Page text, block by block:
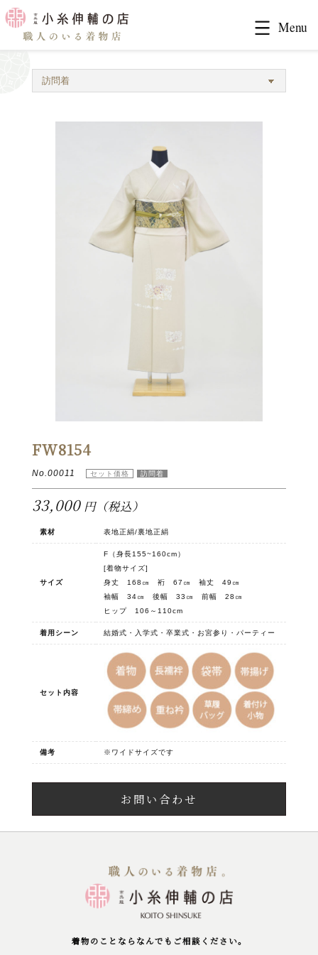
FW8154
No.00011
33,000円（税込）
素材 表地正絹/裏地正絹
サイズ
F（身長155~160cm）
[着物サイズ]
身丈 168㎝ 裄 67㎝ 袖丈 49㎝
袖幅 34㎝ 後幅 33㎝ 前幅 28㎝
ヒップ 106～110cm
着用シーン 結婚式・入学式・卒業式・お宮参り・パーティー
セット内容
備考 ※ワイドサイズです
お問い合わせ
着物のことならなんでもご相談ください。